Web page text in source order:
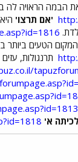
הבמה הראויה לה
'אם תרצו'
הטעים ביותר
תרנגולות,
א'